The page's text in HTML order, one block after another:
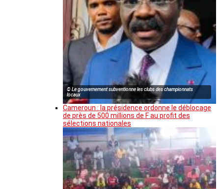
© Le gouvernement subventionne les clubs des championnats
locaux
Cameroun : la présidence ordonne le déblocage
de près de 500 millions de F au profit des
sélections nationales